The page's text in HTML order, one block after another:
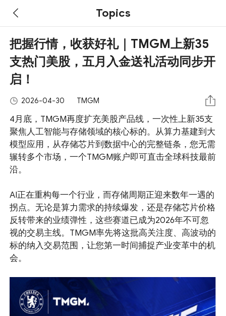
Topics
把握行情，收获好礼｜TMGM上新35
支热门美股，五月入金送礼活动同步开
启！
2026-04-30 TMGM
4月底，TMGM再度扩充美股产品线，一次性上新35支
聚焦人工智能与存储领域的核心标的。从算力基建到大
模型应用，从存储芯片到数据中心的完整链条，您无需
辗转多个市场，一个TMGM账户即可直击全球科技最前
沿。
AI正在重构每一个行业，而存储周期正迎来数年一遇的
拐点。无论是算力需求的持续爆发，还是存储芯片价格
反转带来的业绩弹性，这些赛道已成为2026年不可忽
视的交易主线。TMGM率先将这批高关注度、高波动的
标的纳入交易范围，让您第一时间捕捉产业变革中的机
会。